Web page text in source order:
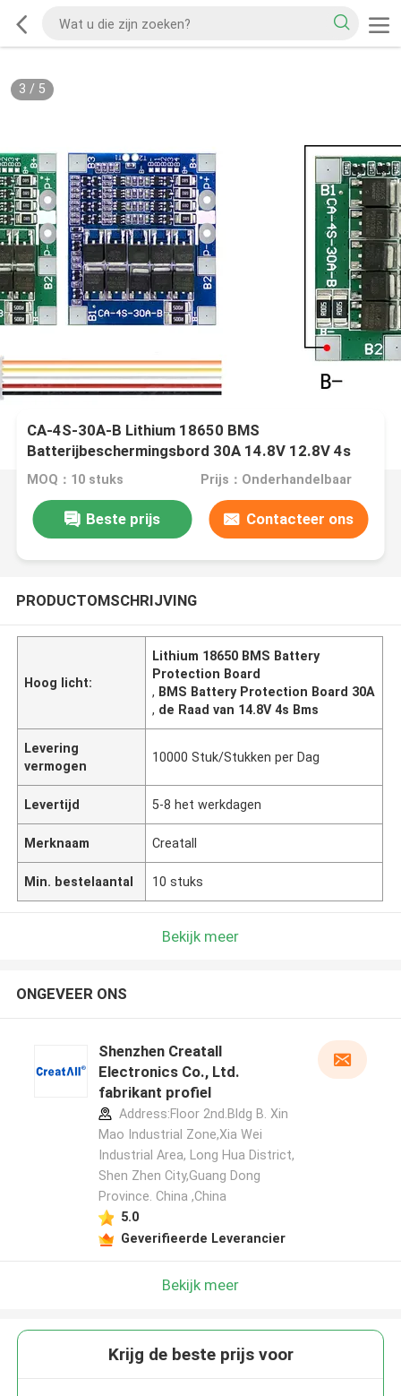
Laat een bericht achter
3 / 5
CA-4S-30A-B Lithium 18650 BMS
Batterijbeschermingsbord 30A 14.8V 12.8V 4s
BMS-bord
MOQ：10 stuks Prijs：Onderhandelbaar
Beste prijs Contacteer ons
PRODUCTOMSCHRIJVING
Hoog licht:
Lithium 18650 BMS Battery
Protection Board
, BMS Battery Protection Board 30A
, de Raad van 14.8V 4s Bms
Levering
vermogen
10000 Stuk/Stukken per Dag
Levertijd 5-8 het werkdagen
Merknaam Creatall
Min. bestelaantal 10 stuks
Bekijk meer
ONGEVEER ONS
Shenzhen Creatall
Electronics Co., Ltd.
fabrikant profiel
Address:Floor 2nd.Bldg B. Xin
Mao Industrial Zone,Xia Wei
Industrial Area, Long Hua District,
Shen Zhen City,Guang Dong
Province. China ,China
5.0
Geverifieerde Leverancier
Bekijk meer
Krijg de beste prijs voor